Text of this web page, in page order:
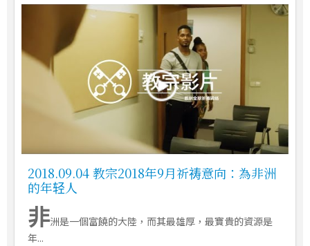
2018.09.04 教宗2018年9月祈祷意向：為非洲
的年轻人
非洲是一個富饒的大陸，而其最雄厚，最寶貴的資源是
年...